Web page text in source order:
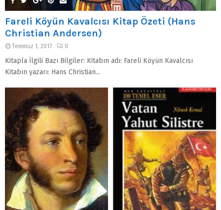
Fareli Köyün Kavalcısı Kitap Özeti (Hans
Christian Andersen)
Temmuz 1, 2017 0
Kitapla İlgili Bazı Bilgiler: Kitabın adı: Fareli Köyün Kavalcısı
Kitabın yazarı: Hans Christian...